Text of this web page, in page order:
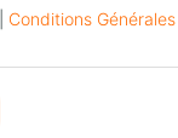
Conditions